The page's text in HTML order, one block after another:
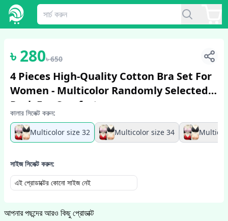
1/2
৳280৳650
4 Pieces High-Quality Cotton Bra Set For
Women - Multicolor Randomly Selected
Pack For Comfort
কালার সিলেক্ট করুন:
Multicolor size 32
Multicolor size 34
সাইজ সিলেক্ট করুন:
এই প্রোডাক্টের কোনো সাইজ নেই
আপনার পছন্দের আরও কিছু প্রোডাক্ট